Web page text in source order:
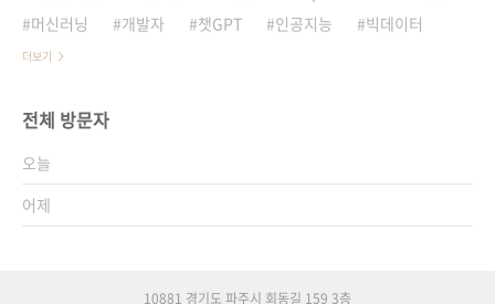
머신러닝
개발자 챗GPT 인공지능 빅데이터
더보기
전체 방문자
오늘
어제
10881 경기도 파주시 회동길 159 3층